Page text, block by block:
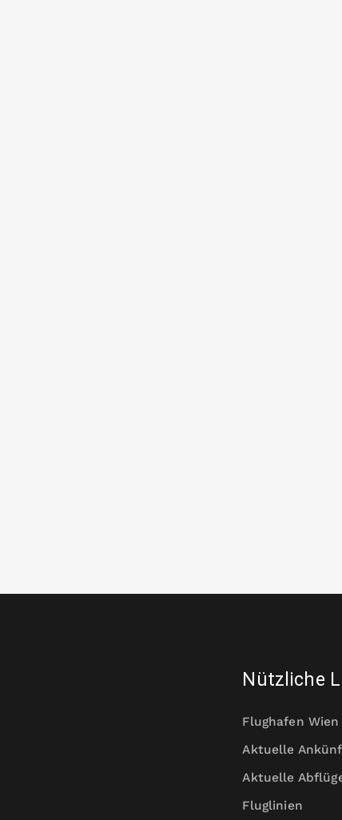
Nützliche
Flughafen Wien
Aktuelle
Aktuelle
Fluglinien